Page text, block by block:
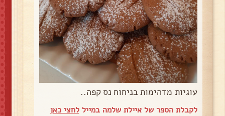
עוגיות מדהימות בניחוח נס קפה..
לקבלת הספר של איילת שלמה במייללחצי כאן